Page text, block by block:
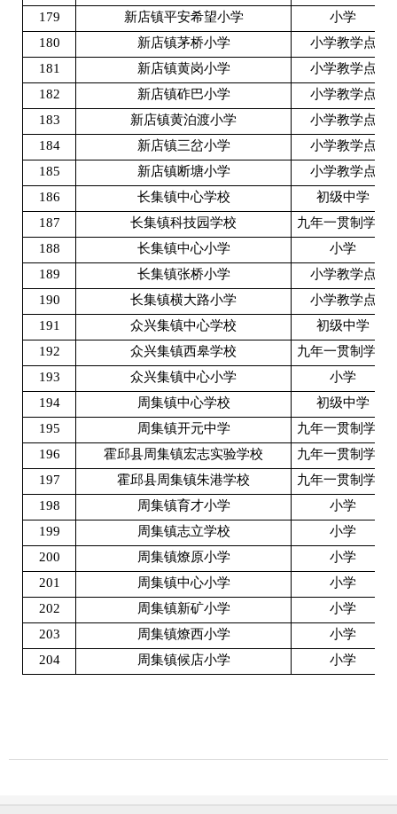
179
新店镇平安希望小学
小学
180
新店镇茅桥小学
小学教学点
181
新店镇黄岗小学
小学教学点
182
新店镇砟巴小学
小学教学点
183
新店镇黄泊渡小学
小学教学点
184
新店镇三岔小学
小学教学点
185
新店镇断塘小学
小学教学点
186
长集镇中心学校
初级中学
187
长集镇科技园学校
九年一贯制学校
188
长集镇中心小学
小学
189
长集镇张桥小学
小学教学点
190
长集镇横大路小学
小学教学点
191
众兴集镇中心学校
初级中学
192
众兴集镇西皋学校
九年一贯制学校
193
众兴集镇中心小学
小学
194
周集镇中心学校
初级中学
195
周集镇开元中学
九年一贯制学校
196
霍邱县周集镇宏志实验学校
九年一贯制学校
197
霍邱县周集镇朱港学校
九年一贯制学校
198
周集镇育才小学
小学
199
周集镇志立学校
小学
200
周集镇燎原小学
小学
201
周集镇中心小学
小学
202
周集镇新矿小学
小学
203
周集镇燎西小学
小学
204
周集镇候店小学 小学